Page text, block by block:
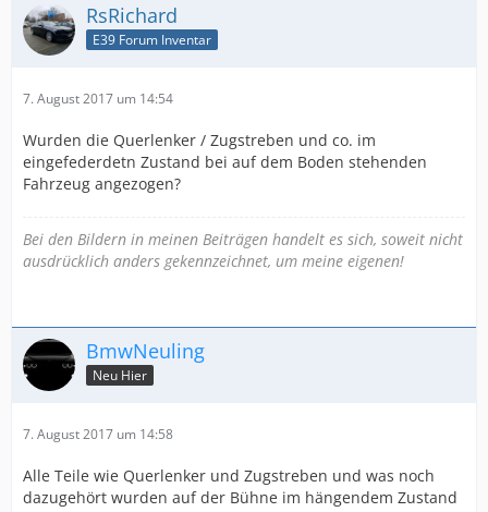
RsRichard
E39 Forum Inventar
7. August 2017 um 14:54
Wurden die Querlenker / Zugstreben und co. im
eingefederdetn Zustand bei auf dem Boden stehenden
Fahrzeug angezogen?
Bei den Bildern in meinen Beiträgen handelt es sich, soweit nicht
ausdrücklich anders gekennzeichnet, um meine eigenen!
BmwNeuling
Neu Hier
7. August 2017 um 14:58
Alle Teile wie Querlenker und Zugstreben und was noch
dazugehört wurden auf der Bühne im hängendem Zustand